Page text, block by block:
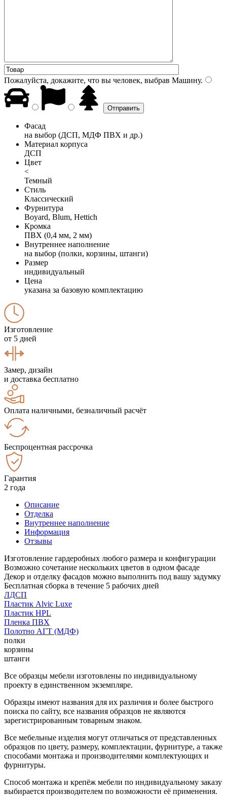
Пожалуйста, докажите, что вы человек, выбрав Машину.
Фасад
на выбор (ДСП, МДФ ПВХ и др.)
Материал корпуса
ДСП
Цвет
<
Темный
Стиль
Классический
Фурнитура
Boyard, Blum, Hettich
Кромка
ПВХ (0,4 мм, 2 мм)
Внутреннее наполнение
на выбор (полки, корзины, штанги)
Размер
индивидуальный
Цена
указана за базовую комплектацию
Изготовление
от 5 дней
Замер, дизайн
и доставка бесплатно
Оплата наличными, безналичный расчёт
Беспроцентная рассрочка
Гарантия
2 года
Описание
Отделка
Внутреннее наполнение
Информация
Отзывы
Изготовление гардеробных любого размера и конфигурации
Возможно сочетание нескольких цветов в одном фасаде
Декор и отделку фасадов можно выполнить под вашу задумку
Бесплатная сборка в течение 5 рабочих дней
ЛДСП
Пластик Alvic Luxe
Пластик HPL
Пленка ПВХ
Полотно АГТ (МДФ)
полки
корзины
штанги
Все образцы мебели изготовлены по индивидуальному
проекту в единственном экземпляре.
Образцы имеют названия для их различия и более быстрого
поиска по сайту, все названия образцов не являются
зарегистрированным товарным знаком.
Все мебельные изделия могут отличаться от представленных
образцов по цвету, размеру, комплектации, фурнитуре, а также
способами монтажа и производителями комплектующих и
фурнитуры.
Способ монтажа и крепёж мебели по индивидуальному заказу
выбирается производителем по возможности её применения.